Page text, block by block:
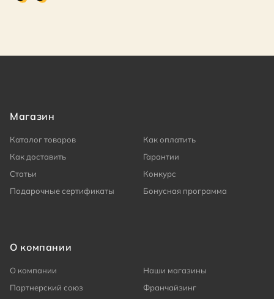
Магазин
Каталог товаров
Как оплатить
Как доставить
Гарантии
Статьи
Конкурс
Подарочные сертификаты
Бонусная программа
О компании
О компании
Наши магазины
Партнерский союз
Франчайзинг